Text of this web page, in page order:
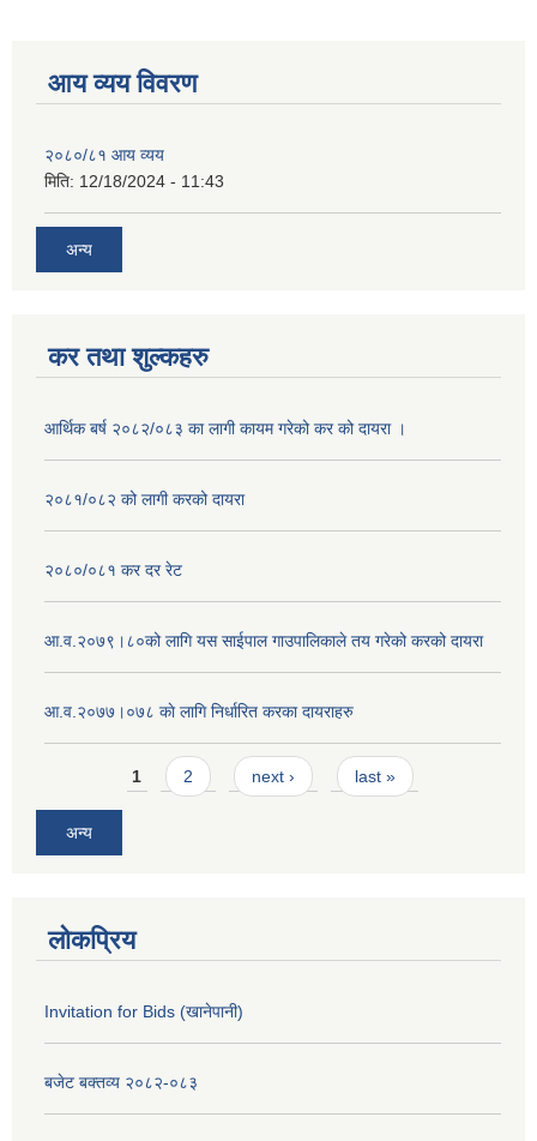
आय व्यय विवरण
२०८०/८१ आय व्यय
मिति: 12/18/2024 - 11:43
अन्य
कर तथा शुल्कहरु
आर्थिक बर्ष २०८२/०८३ का लागी कायम गरेको कर को दायरा ।
२०८१/०८२ को लागी करको दायरा
२०८०/०८१ कर दर रेट
आ.व.२०७९।८०को लागि यस साईपाल गाउपालिकाले तय गरेको करको दायरा
आ‍.व.२०७७।०७८ काे लागि निर्धारित करका दायराहरु
Pages1 2 next › last »
अन्य
लोकप्रिय
Invitation for Bids (खानेपानी)
बजेट बक्तव्य २०८२-०८३